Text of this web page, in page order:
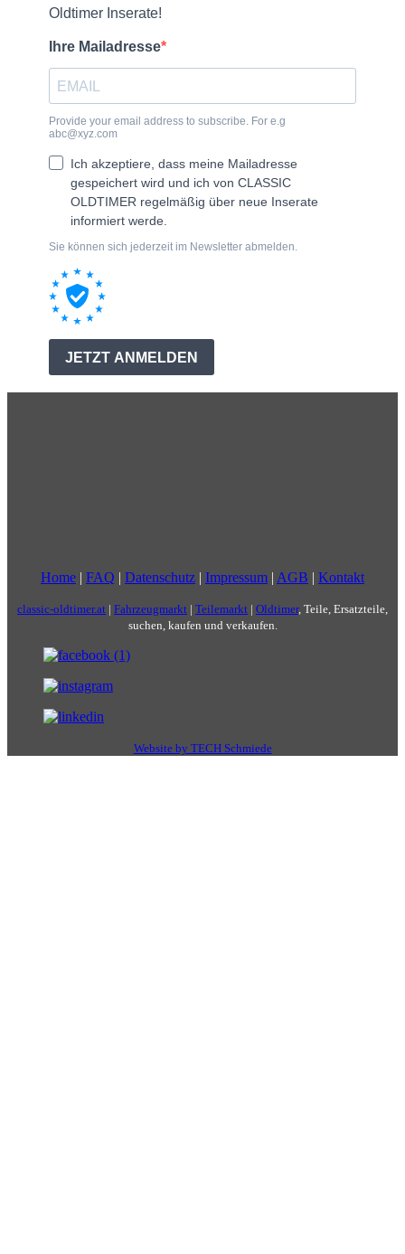
Home | FAQ | Datenschutz | Impressum | AGB | Kontakt
classic-oldtimer.at | Fahrzeugmarkt | Teilemarkt | Oldtimer, Teile, Ersatzteile,
suchen, kaufen und verkaufen.
Website by TECH Schmiede